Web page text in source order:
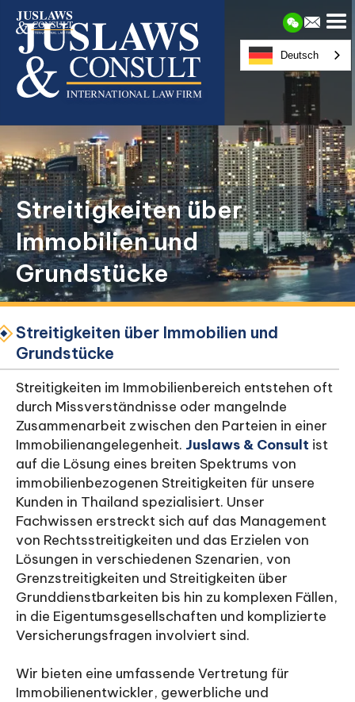
Streitigkeiten über
Immobilien und
Grundstücke
Streitigkeiten über Immobilien und
Grundstücke
Streitigkeiten im Immobilienbereich entstehen oft
durch Missverständnisse oder mangelnde
Zusammenarbeit zwischen den Parteien in einer
Immobilienangelegenheit. Juslaws & Consult ist
auf die Lösung eines breiten Spektrums von
immobilienbezogenen Streitigkeiten für unsere
Kunden in Thailand spezialisiert. Unser
Fachwissen erstreckt sich auf das Management
von Rechtsstreitigkeiten und das Erzielen von
Lösungen in verschiedenen Szenarien, von
Grenzstreitigkeiten und Streitigkeiten über
Grunddienstbarkeiten bis hin zu komplexen Fällen,
in die Eigentumsgesellschaften und komplizierte
Versicherungsfragen involviert sind.
Wir bieten eine umfassende Vertretung für
Immobilienentwickler, gewerbliche und
Deutsch